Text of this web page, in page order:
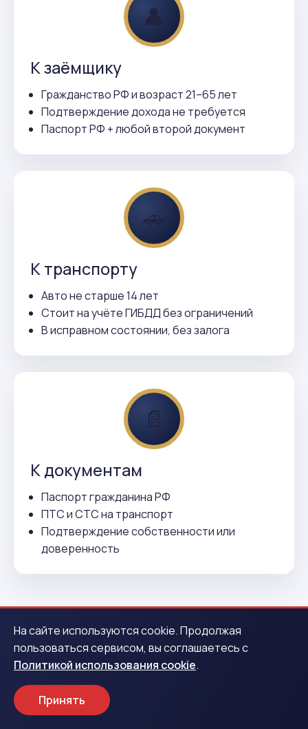
👤
К заёмщику
Гражданство РФ и возраст 21–65 лет
Подтверждение дохода не требуется
Паспорт РФ + любой второй документ
🚗
К транспорту
Авто не старше 14 лет
Стоит на учёте ГИБДД без ограничений
В исправном состоянии, без залога
📄
К документам
Паспорт гражданина РФ
ПТС и СТС на транспорт
Подтверждение собственности или
доверенность
ВСЕГО 3 ДЕЙСТВИЯ
Как получить деньги в
Светлогорске
На сайте используются cookie. Продолжая
пользоваться сервисом, вы соглашаетесь с
Политикой использования cookie.
Принять